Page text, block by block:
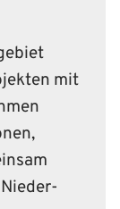
mit
Nieder­